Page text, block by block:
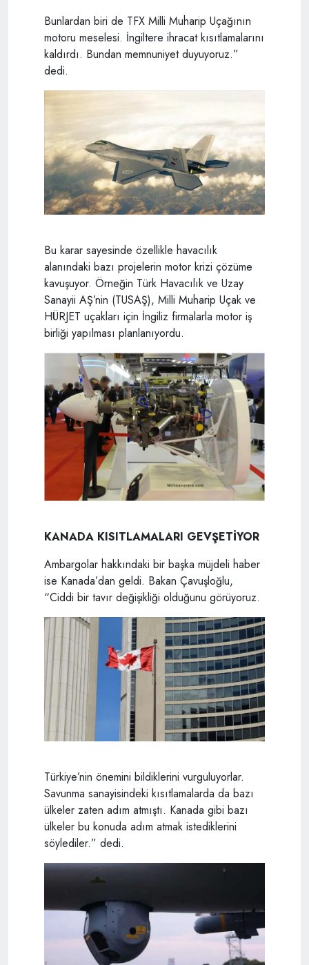
Bunlardan biri de TFX Milli Muharip Uçağının
motoru meselesi. İngiltere ihracat kısıtlamalarını
kaldırdı. Bundan memnuniyet duyuyoruz.”
dedi.
Bu karar sayesinde özellikle havacılık
alanındaki bazı projelerin motor krizi çözüme
kavuşuyor. Örneğin Türk Havacılık ve Uzay
Sanayii AŞ’nin (TUSAŞ), Milli Muharip Uçak ve
HÜRJET uçakları için İngiliz firmalarla motor iş
birliği yapılması planlanıyordu.
KANADA KISITLAMALARI GEVŞETİYOR
Ambargolar hakkındaki bir başka müjdeli haber
ise Kanada’dan geldi. Bakan Çavuşloğlu,
“Ciddi bir tavır değişikliği olduğunu görüyoruz.
Türkiye’nin önemini bildiklerini vurguluyorlar.
Savunma sanayisindeki kısıtlamalarda da bazı
ülkeler zaten adım atmıştı. Kanada gibi bazı
ülkeler bu konuda adım atmak istediklerini
söylediler.” dedi.